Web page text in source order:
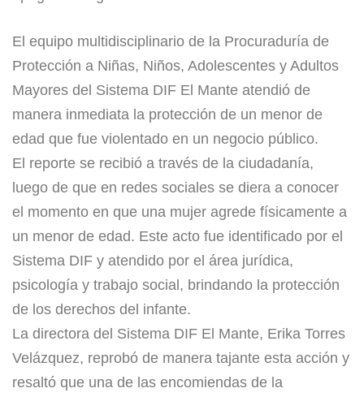
El equipo multidisciplinario de la Procuraduría de
Protección a Niñas, Niños, Adolescentes y Adultos
Mayores del Sistema DIF El Mante atendió de
manera inmediata la protección de un menor de
edad que fue violentado en un negocio público.
El reporte se recibió a través de la ciudadanía,
luego de que en redes sociales se diera a conocer
el momento en que una mujer agrede físicamente a
un menor de edad. Este acto fue identificado por el
Sistema DIF y atendido por el área jurídica,
psicología y trabajo social, brindando la protección
de los derechos del infante.
La directora del Sistema DIF El Mante, Erika Torres
Velázquez, reprobó de manera tajante esta acción y
resaltó que una de las encomiendas de la